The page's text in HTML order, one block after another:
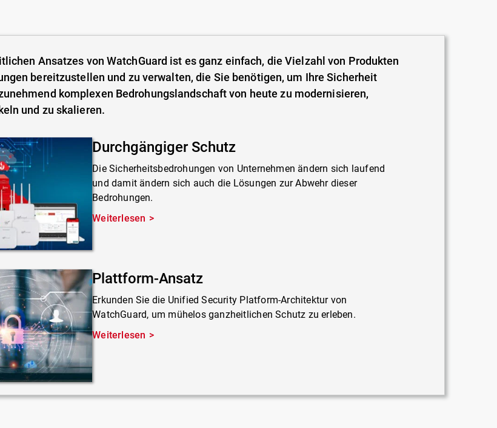
Ansatzes von WatchGuard ist es ganz einfach, die Vielzahl von Produkten
bereitzustellen und zu verwalten, die Sie benötigen, um Ihre Sicherheit
komplexen Bedrohungslandschaft von heute zu modernisieren,
und zu skalieren.
Durchgängiger Schutz
Die Sicherheitsbedrohungen von Unternehmen ändern sich laufend
und damit ändern sich auch die Lösungen zur Abwehr dieser
Bedrohungen.
Weiterlesen
Plattform-Ansatz
Erkunden Sie die Unified Security Platform-Architektur von
WatchGuard, um mühelos ganzheitlichen Schutz zu erleben.
Weiterlesen